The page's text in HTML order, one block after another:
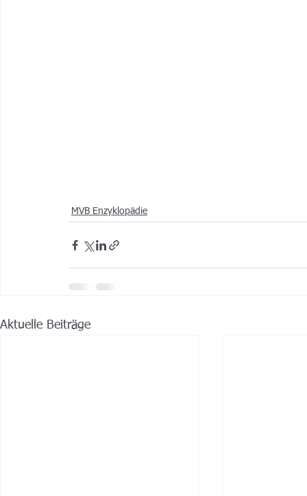
MVB Enzyklopädie
Aktuelle Beiträge